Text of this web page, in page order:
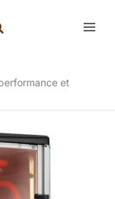
et